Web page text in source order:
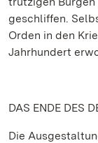
geschliffen.
Orden in den
Jahrhundert
DAS ENDE DES
Die